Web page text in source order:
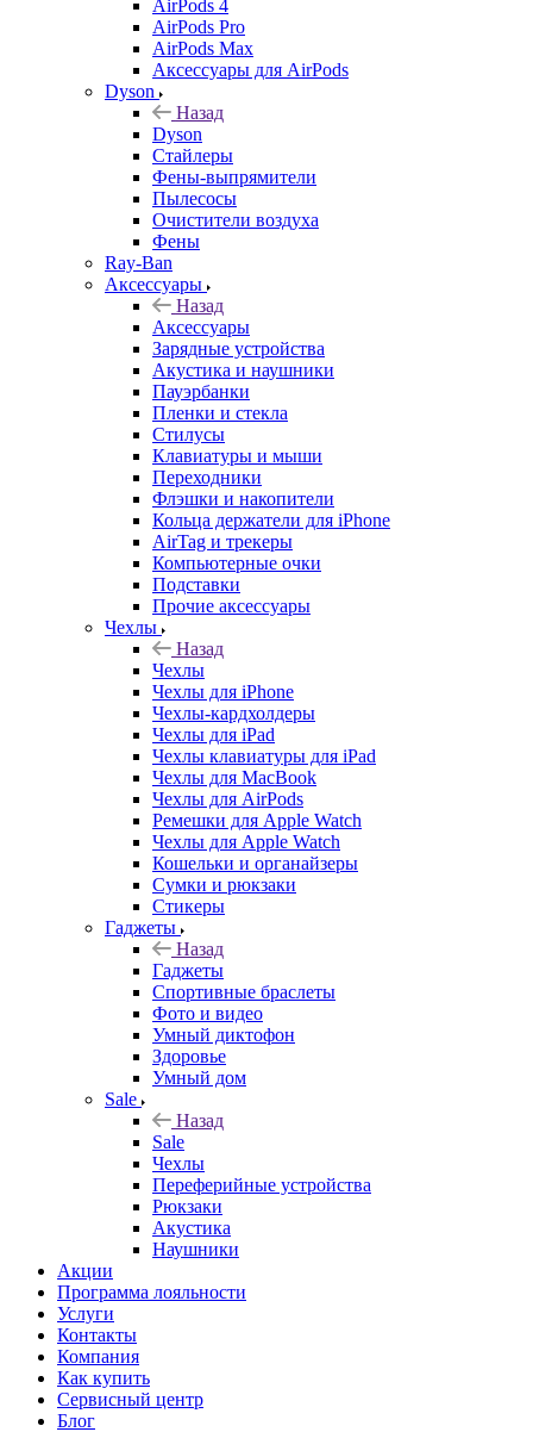
AirPods 4
AirPods Pro
AirPods Max
Аксессуары для AirPods
Dyson
Назад
Dyson
Стайлеры
Фены-выпрямители
Пылесосы
Очистители воздуха
Фены
Ray-Ban
Аксессуары
Назад
Аксессуары
Зарядные устройства
Акустика и наушники
Пауэрбанки
Пленки и стекла
Стилусы
Клавиатуры и мыши
Переходники
Флэшки и накопители
Кольца держатели для iPhone
AirTag и трекеры
Компьютерные очки
Подставки
Прочие аксессуары
Чехлы
Назад
Чехлы
Чехлы для iPhone
Чехлы-кардхолдеры
Чехлы для iPad
Чехлы клавиатуры для iPad
Чехлы для MacBook
Чехлы для AirPods
Ремешки для Apple Watch
Чехлы для Apple Watch
Кошельки и органайзеры
Сумки и рюкзаки
Стикеры
Гаджеты
Назад
Гаджеты
Спортивные браслеты
Фото и видео
Умный диктофон
Здоровье
Умный дом
Sale
Назад
Sale
Чехлы
Переферийные устройства
Рюкзаки
Акустика
Наушники
Акции
Программа лояльности
Услуги
Контакты
Компания
Как купить
Сервисный центр
Блог